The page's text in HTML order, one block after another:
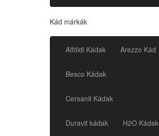
Kád márkák
Alföldi Kádak Arezzo Kád
Besco Kádak
Cersanit Kádak
Duravit kádak H2O Kádak